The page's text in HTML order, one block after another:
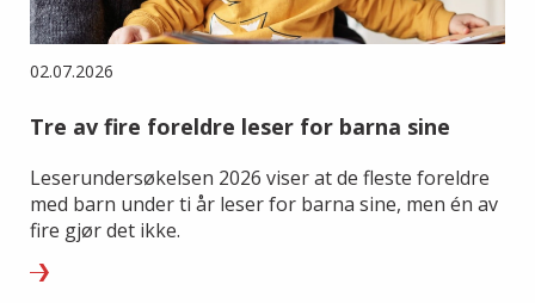
02.07.2026
Tre av fire foreldre leser for barna sine
Leserundersøkelsen 2026 viser at de fleste foreldre
med barn under ti år leser for barna sine, men én av
fire gjør det ikke.